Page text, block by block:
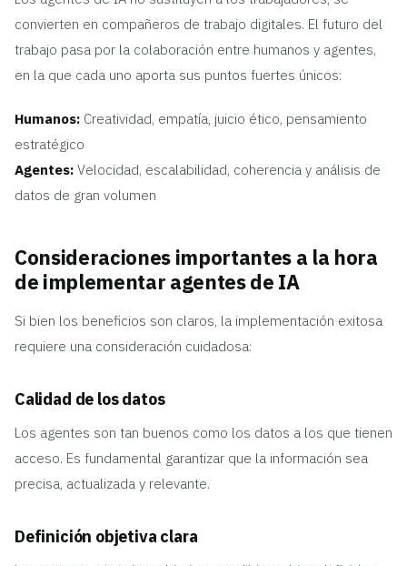
convierten en compañeros de trabajo digitales. El futuro del
trabajo pasa por la colaboración entre humanos y agentes,
en la que cada uno aporta sus puntos fuertes únicos:
Humanos: Creatividad, empatía, juicio ético, pensamiento
estratégico
Agentes: Velocidad, escalabilidad, coherencia y análisis de
datos de gran volumen
Consideraciones importantes a la hora
de implementar agentes de IA
Si bien los beneficios son claros, la implementación exitosa
requiere una consideración cuidadosa:
Calidad de los datos
Los agentes son tan buenos como los datos a los que tienen
acceso. Es fundamental garantizar que la información sea
precisa, actualizada y relevante.
Definición objetiva clara